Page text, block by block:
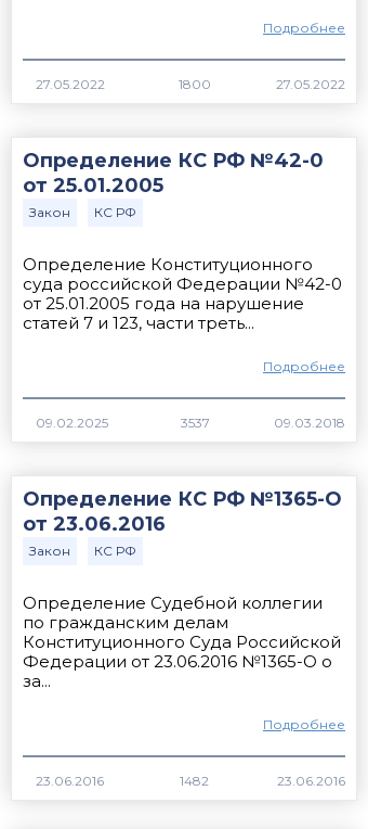
Подробнее
27.05.2022 1800
Определение КС РФ №42-0
от 25.01.2005
Закон КС РФ
Определение Конституционного
суда российской Федерации №42-0
от 25.01.2005 года на нарушение
статей 7 и 123, части треть...
Подробнее
3537
Определение КС РФ №1365-О
от 23.06.2016
Закон КС РФ
Определение Судебной коллегии
по гражданским делам
Конституционного Суда Российской
Федерации от 23.06.2016 №1365-О о
за...
Подробнее
23.06.2016 1482